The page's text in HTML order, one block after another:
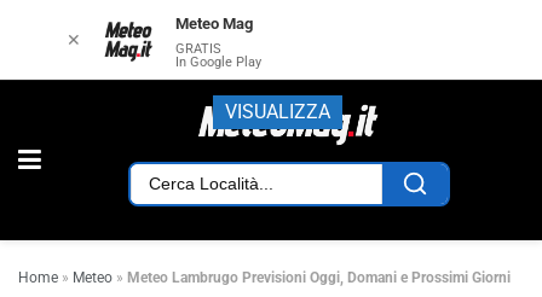
Home » Meteo » Meteo Lambrugo Previsioni Oggi, Domani e Prossimi Giorni
✕
Meteo Mag
GRATIS
In Google Play
VISUALIZZA